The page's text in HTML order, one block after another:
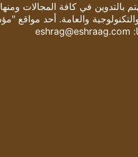
في كافة المجالات ومنها
والعامة. أحد مواقع
eshrag@eshraag.com